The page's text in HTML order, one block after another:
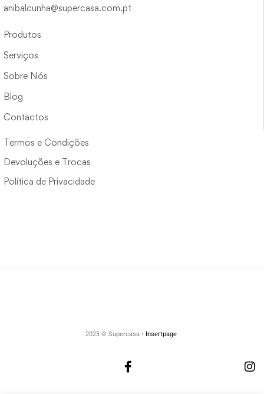
anibalcunha@supercasa.com.pt
Produtos
Serviços
Sobre Nós
Blog
Contactos
Termos e Condições
Devoluções e Trocas
Política de Privacidade
2023 © Supercasa • Insertpage